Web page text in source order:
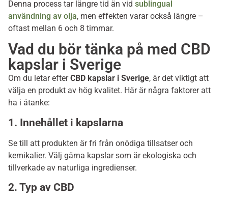
Denna process tar längre tid än vidsublingual
användning av olja, men effekten varar också längre –
oftast mellan 6 och 8 timmar.
Vad du bör tänka på med CBD
kapslar i Sverige
Om du letar efterCBD kapslar i Sverige, är det viktigt att
välja en produkt av hög kvalitet. Här är några faktorer att
ha i åtanke:
1. Innehållet i kapslarna
Se till att produkten är fri från onödiga tillsatser och
kemikalier. Välj gärna kapslar som är ekologiska och
tillverkade av naturliga ingredienser.
2. Typ av CBD